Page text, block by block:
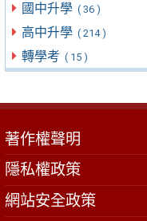
國中升學 ( 36 )
高中升學 ( 214 )
轉學考 ( 15 )
著作權聲明
隱私權政策
網站安全政策